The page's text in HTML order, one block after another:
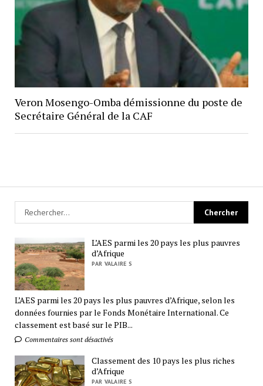
Veron Mosengo-Omba démissionne du poste de
Secrétaire Général de la CAF
L’AES parmi les 20 pays les plus pauvres
d’Afrique
PAR VALAIRE S
L’AES parmi les 20 pays les plus pauvres d’Afrique, selon les
données fournies par le Fonds Monétaire International. Ce
classement est basé sur le PIB...
Commentaires sont désactivés
Classement des 10 pays les plus riches
d’Afrique
PAR VALAIRE S